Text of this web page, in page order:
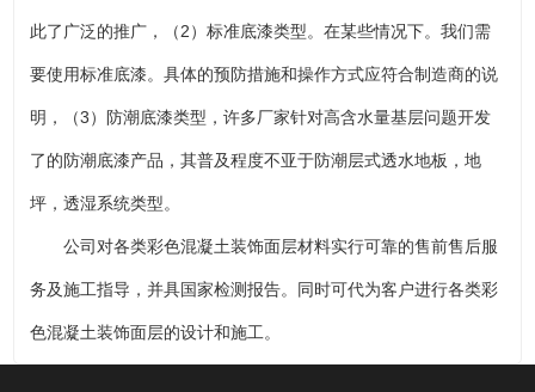
此了广泛的推广，（2）标准底漆类型。在某些情况下。我们需
要使用标准底漆。具体的预防措施和操作方式应符合制造商的说
明，（3）防潮底漆类型，许多厂家针对高含水量基层问题开发
了的防潮底漆产品，其普及程度不亚于防潮层式透水地板，地
坪，透湿系统类型。
公司对各类彩色混凝土装饰面层材料实行可靠的售前售后服
务及施工指导，并具国家检测报告。同时可代为客户进行各类彩
色混凝土装饰面层的设计和施工。